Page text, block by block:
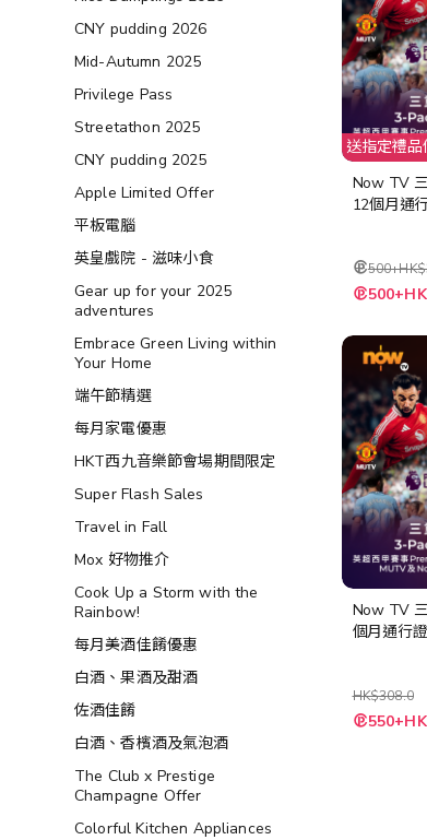
送指定禮
Now TV
12個月通
特
殊
格
Now TV
個月通行
HK$308.0
特
殊
CNY pudding 2026
Mid-Autumn 2025
Privilege Pass
Streetathon 2025
CNY pudding 2025
Apple Limited Offer
平板電腦
英皇戲院 - 滋味小食
Gear up for your 2025
adventures
Embrace Green Living within
Your Home
端午節精選
每月家電優惠
HKT西九音樂節會場期間限定
Super Flash Sales
Travel in Fall
Mox 好物推介
Cook Up a Storm with the
Rainbow!
每月美酒佳餚優惠
白酒、果酒及甜酒
佐酒佳餚
白酒、香檳酒及氣泡酒
The Club x Prestige
Champagne Offer
Colorful Kitchen Appliances